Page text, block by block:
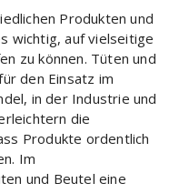
Produkten und
wichtig, auf vielseitige
zu können. Tüten und
den Einsatz im
in der Industrie und
die
Produkte ordentlich
Im
und Beutel eine